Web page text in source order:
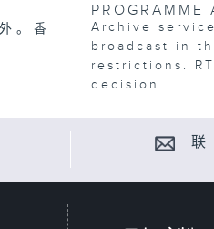
。香
PROGRAMME
Archive
broadcast in
restrictions.
decision.